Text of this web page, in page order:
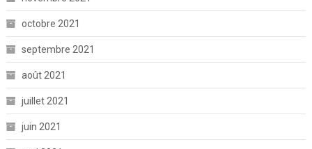
octobre 2021
septembre 2021
août 2021
juillet 2021
juin 2021